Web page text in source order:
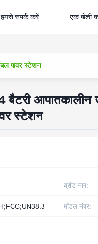
हमसे संपर्क करें एक बोली
पावर स्टेशन
आपातकालीन
स्टेशन
ब्रांड नाम:
मॉडल नंबर: